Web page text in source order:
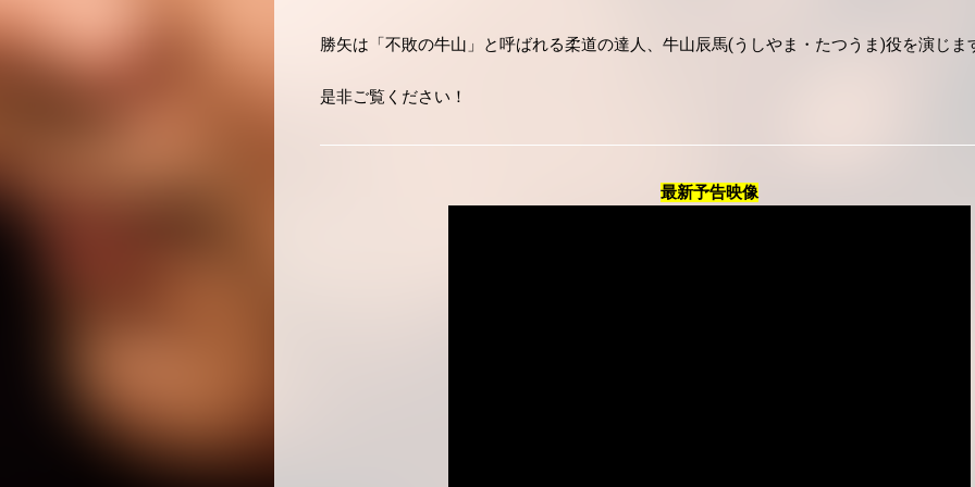
勝矢は「不敗の牛山」と呼ばれる柔道の達人、牛山辰馬(うしやま・たつうま)役を演じま
是非ご覧ください！
最新予告映像